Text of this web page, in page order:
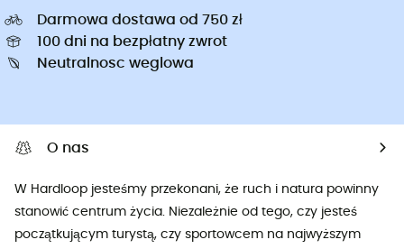
Darmowa dostawa od 750 zł
100 dni na bezpłatny zwrot
Neutralnosc weglowa
O nas
W Hardloop jesteśmy przekonani, że ruch i natura powinny
stanowić centrum życia. Niezależnie od tego, czy jesteś
początkującym turystą, czy sportowcem na najwyższym